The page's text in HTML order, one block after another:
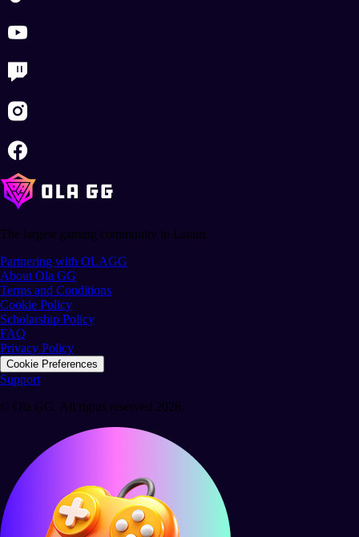
The largest gaming community in Latam.
Partnering with OLAGG
About Ola GG
Terms and Conditions
Cookie Policy
Scholarship Policy
FAQ
Privacy Policy
Cookie Preferences
Support
© Ola GG. All rights reserved 2026.